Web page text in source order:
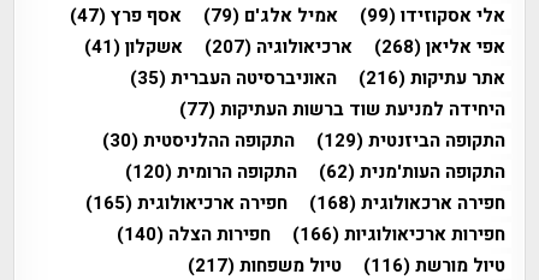
אלי אסקוזידו(99) אמיל אלג'ם (79) אסף פרץ(47)
אפי אליאן(268) ארכיאולוגיה (207) אשקלון(41)
אתר עתיקות(216) האוניברסיטה העברית(35)
היחידה למניעת שוד ברשות העתיקות(77)
התקופה הביזנטית(129) התקופה ההלניסטית(30)
התקופה העות'מנית(62) התקופה הרומית(120)
חפירה ארכאולוגית(168) חפירה ארכיאולוגית(165)
חפירות ארכיאולוגיות(166) חפירות הצלה (140)
טיול מורשת(116) טיול משפחות(217)